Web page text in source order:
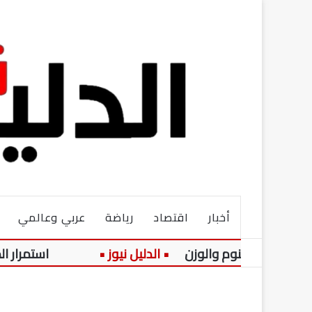
أخبار اقتصاد رياضة عربي وعالمي
والنوم والوزن استمرار الموجة